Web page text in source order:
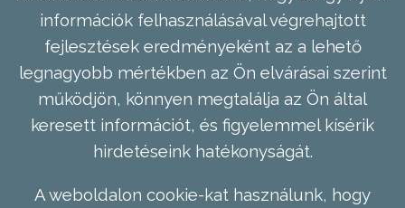
információk felhasználásával végrehajtott
fejlesztések eredményeként az a lehető
legnagyobb mértékben az Ön elvárásai szerint
működjön, könnyen megtalálja az Ön által
keresett információt, és figyelemmel kísérik
hirdetéseink hatékonyságát.
A weboldalon cookie-kat használunk, hogy